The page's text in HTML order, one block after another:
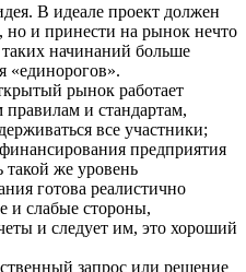
В идеале проект должен
но и принести на рынок нечто
начинаний больше
«единорогов».
рынок работает
и стандартам,
все участники;
предприятия
такой же уровень
готова реалистично
и слабые стороны,
и следует им, это хороший
запрос или решение